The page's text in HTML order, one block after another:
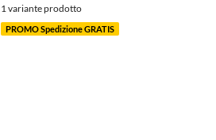
1 variante prodotto
PROMO Spedizione GRATIS